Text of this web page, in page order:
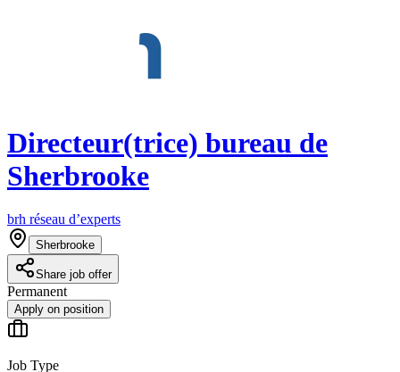
Directeur(trice) bureau de
Sherbrooke
brh réseau d’experts
Sherbrooke
Share job offer
Permanent
Apply on position
Job Type